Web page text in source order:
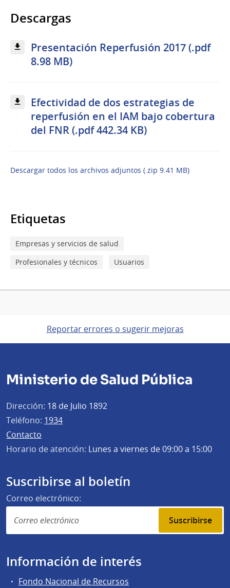
Descargas
Presentación Reperfusión 2017 (.pdf
8.98 MB)
Efectividad de dos estrategias de
reperfusión en el IAM bajo cobertura
del FNR (.pdf 442.34 KB)
Descargar todos los archivos adjuntos (.zip 9.41 MB)
Etiquetas
Empresas y servicios de salud
Profesionales y técnicos
Usuarios
Reportar errores o sugerir mejoras
Ministerio de Salud Pública
Dirección: 18 de Julio 1892
Teléfono: 1934
Contacto
Horario de atención: Lunes a viernes de 09:00 a 15:00
Suscribirse al boletín
Correo electrónico:
Suscribirse
Información de interés
Fondo Nacional de Recursos